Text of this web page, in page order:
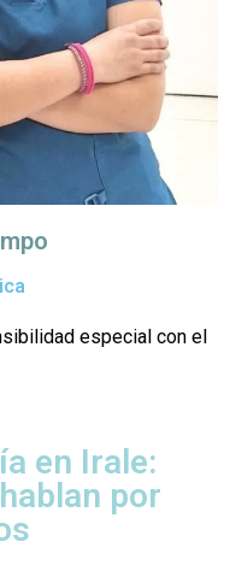
especial con el
en Irale:
por